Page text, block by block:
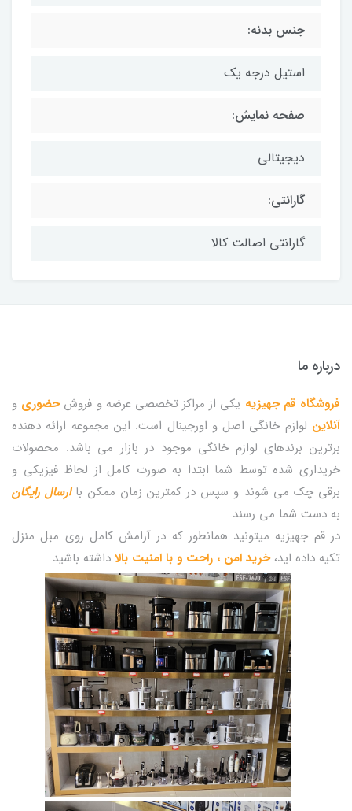
جنس بدنه:
استیل درجه یک
صفحه نمایش:
دیجیتالی
گارانتی:
گارانتی اصالت کالا
درباره ما
فروشگاه قم جهیزیه یکی از مراکز تخصصی عرضه و فروشحضوری و
آنلاین لوازم خانگی اصل و اورجینال است. این مجموعه ارائه دهنده
برترین برندهای لوازم خانگی موجود در بازار می باشد. محصولات
خریداری شده توسط شما ابتدا به صورت کامل از لحاظ فیزیکی و
برقی چک می شوند و سپس در کمترین زمان ممکن با ارسال رایگان
به دست شما می رسند.
در قم جهیزیه میتونید همانطور که در آرامش کامل روی مبل منزل
تکیه داده اید،خرید امن ، راحت و با امنیت بالا داشته باشید.